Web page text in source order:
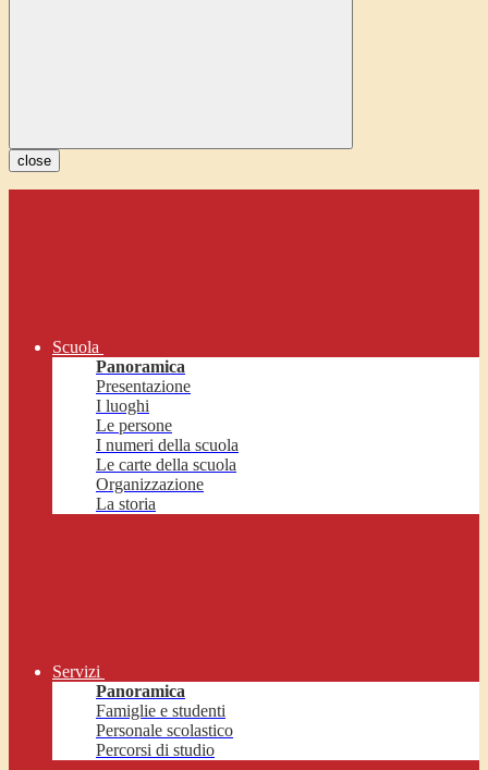
close
Scuola
Panoramica
Presentazione
I luoghi
Le persone
I numeri della scuola
Le carte della scuola
Organizzazione
La storia
Servizi
Panoramica
Famiglie e studenti
Personale scolastico
Percorsi di studio